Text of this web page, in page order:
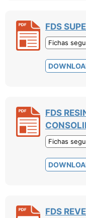
FDS
Fichas
FDS
Fichas
FDS